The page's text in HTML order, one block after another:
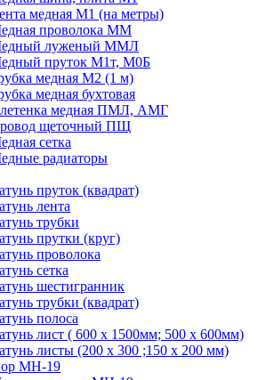
медная М1 (на метры)
проволока ММ
луженый ММЛ
пруток М1т, М0Б
медная М2 (1 м)
медная бухтовая
медная ПМЛ, АМГ
щеточный ПЩ
сетка
радиаторы
пруток (квадрат)
лента
трубки
прутки (круг)
проволока
сетка
шестигранник
трубки (квадрат)
полоса
лист ( 600 х 1500мм; 500 х 600мм)
листы (200 х 300 ;150 х 200 мм)
МН-19